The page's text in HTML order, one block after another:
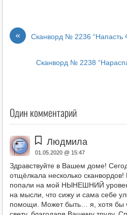
« Сканворд № 2236 “Напасть
Сканворд № 2238
Один комментарий
Людмила
01.05.2020 @ 15:47
Здравствуйте в Вашем доме!
отщёлкала несколько
попали на мой НЫНЕШНИЙ
на мысли, что сижу и сама себе
помощи. Может быть… я, хотя бы